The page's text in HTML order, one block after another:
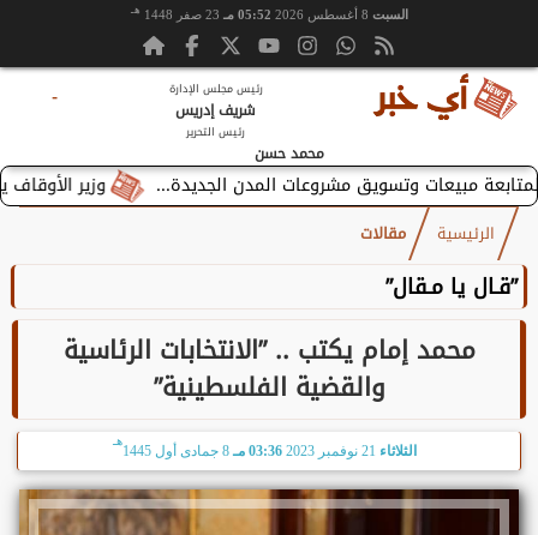
السبت 05:52 مـ 23 صفر 1448 هـ
رئيس مجلس الإدارة
شريف إدريس
رئيس التحرير
محمد حسن
-
وزير الأوقاف يستقبل
الرئيسية مقالات
”قـال يا مـقال”
محمد إمام يكتب .. ”الانتخابات الرئاسية
والقضية الفلسطينية”
الثلاثاء 03:36 مـ 8 جمادى أول 1445
هـ